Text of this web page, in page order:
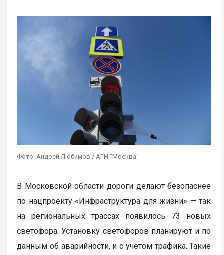
Фото: Андрей Любимов / АГН "Москва"
В Московской области дороги делают безопаснее
по нацпроекту «Инфраструктура для жизни» — так
на региональных трассах появилось 73 новых
светофора. Установку светофоров планируют и по
данным об аварийности, и с учетом трафика. Такие